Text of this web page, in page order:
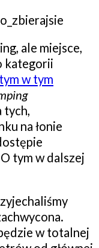
ale miejsce,
kategorii
w tym
tych,
na łonie
tym w dalszej
w totalnej